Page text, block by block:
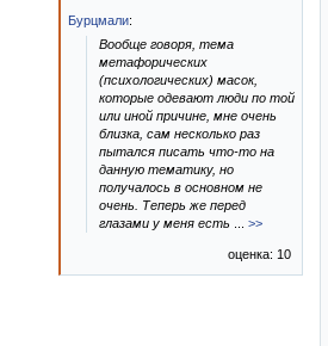
Бурцмали:
Вообще говоря, тема
метафорических
(психологических) масок,
которые одевают люди по той
или иной причине, мне очень
близка, сам несколько раз
пытался писать что-то на
данную тематику, но
получалось в основном не
очень. Теперь же перед
глазами у меня есть
>>
оценка: 10